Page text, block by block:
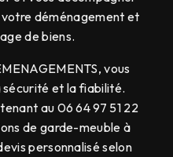
déménagement et
de biens.
vous
et la fiabilité.
au 06 64 97 51 22
de garde-meuble à
personnalisé selon